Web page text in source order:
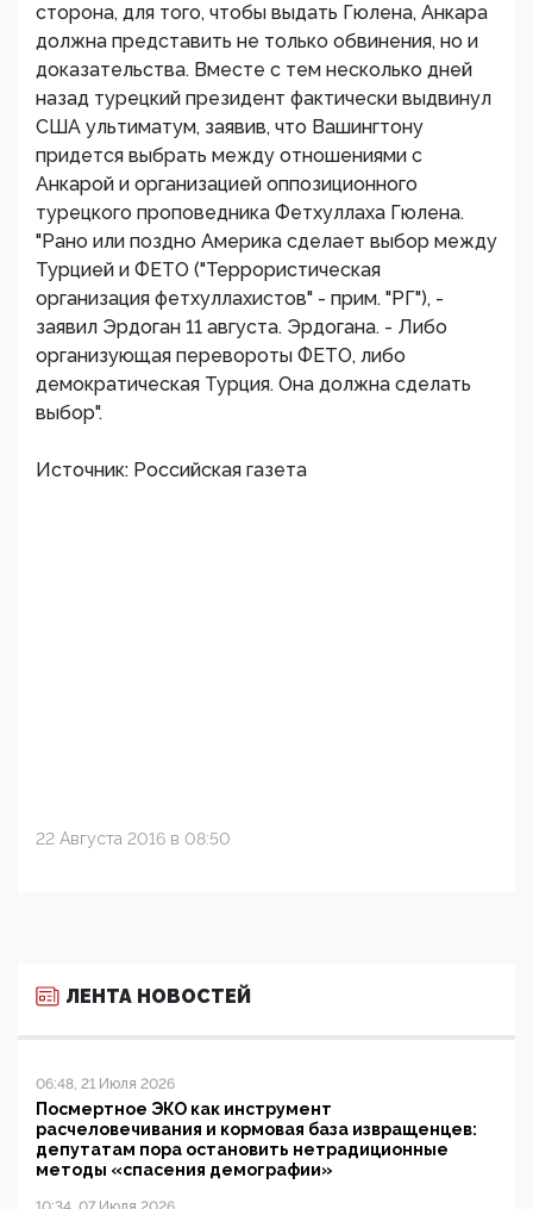
сторона, для того, чтобы выдать Гюлена, Анкара
должна представить не только обвинения, но и
доказательства. Вместе с тем несколько дней
назад турецкий президент фактически выдвинул
США ультиматум, заявив, что Вашингтону
придется выбрать между отношениями с
Анкарой и организацией оппозиционного
турецкого проповедника Фетхуллаха Гюлена.
"Рано или поздно Америка сделает выбор между
Турцией и ФЕТО ("Террористическая
организация фетхуллахистов" - прим. "РГ"), -
заявил Эрдоган 11 августа. Эрдогана. - Либо
организующая перевороты ФЕТО, либо
демократическая Турция. Она должна сделать
выбор".
Источник: Российская газета
22 Августа 2016 в 08:50
ЛЕНТА НОВОСТЕЙ
06:48, 21 Июля 2026
Посмертное ЭКО как инструмент
расчеловечивания и кормовая база извращенцев:
депутатам пора остановить нетрадиционные
методы «спасения демографии»